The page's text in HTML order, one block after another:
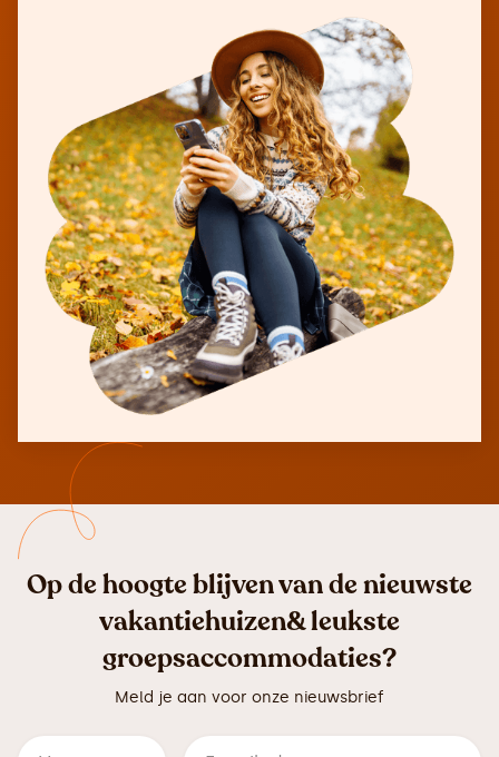
Op de hoogte blijven van de nieuwste
vakantiehuizen& leukste
groepsaccommodaties?
Meld je aan voor onze nieuwsbrief